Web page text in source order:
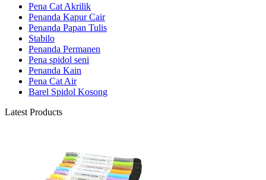
Pena Cat Akrilik
Penanda Kapur Cair
Penanda Papan Tulis
Stabilo
Penanda Permanen
Pena spidol seni
Penanda Kain
Pena Cat Air
Barel Spidol Kosong
Latest Products